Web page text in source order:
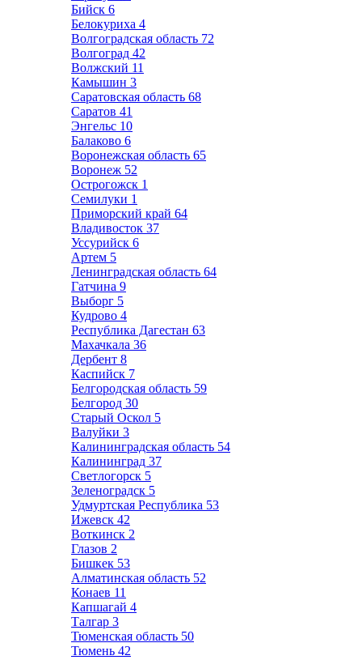
Бийск 6
Белокуриха 4
Волгоградская область 72
Волгоград 42
Волжский 11
Камышин 3
Саратовская область 68
Саратов 41
Энгельс 10
Балаково 6
Воронежская область 65
Воронеж 52
Острогожск 1
Семилуки 1
Приморский край 64
Владивосток 37
Уссурийск 6
Артем 5
Ленинградская область 64
Гатчина 9
Выборг 5
Кудрово 4
Республика Дагестан 63
Махачкала 36
Дербент 8
Каспийск 7
Белгородская область 59
Белгород 30
Старый Оскол 5
Валуйки 3
Калининградская область 54
Калининград 37
Светлогорск 5
Зеленоградск 5
Удмуртская Республика 53
Ижевск 42
Воткинск 2
Глазов 2
Бишкек 53
Алматинская область 52
Конаев 11
Капшагай 4
Талгар 3
Тюменская область 50
Тюмень 42